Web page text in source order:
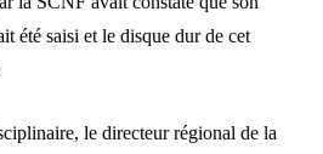
été saisi et le disque dur de cet
le directeur régional de la